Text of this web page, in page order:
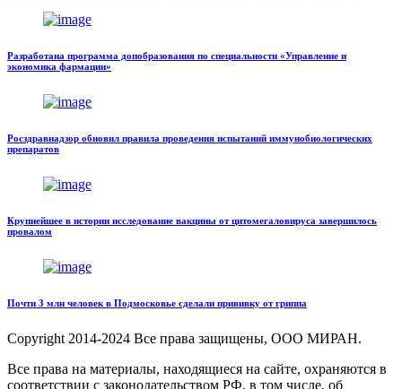
Разработана программа допобразования по специальности «Управление и
экономика фармации»
Росздравнадзор обновил правила проведения испытаний иммунобиологических
препаратов
Крупнейшее в истории исследование вакцины от цитомегаловируса завершилось
провалом
Почти 3 млн человек в Подмосковье сделали прививку от гриппа
Copyright 2014-2024 Все права защищены, ООО МИРАН.
Все права на материалы, находящиеся на сайте, охраняются в
соответствии с законодательством РФ, в том числе, об